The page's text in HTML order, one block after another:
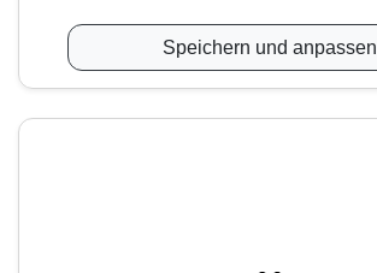
Speichern und anpassen